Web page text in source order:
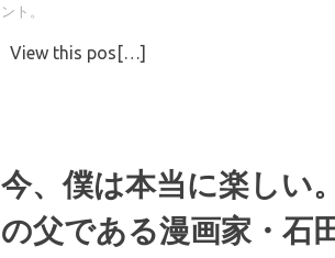
ント。
View this pos[…]
今、僕は本当に楽しい
の父である漫画家・石